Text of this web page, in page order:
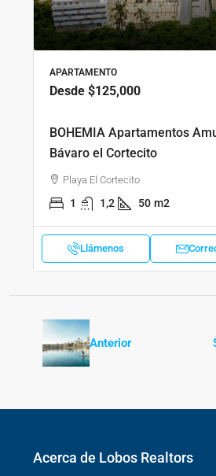
APARTAMENTO
Desde $125,000
BOHEMIA Apartamentos
Bávaro el Cortecito
Playa El Cortecito
1 1,2 50 m2
Llámenos
Anterior
Acerca de Lobos Realtors